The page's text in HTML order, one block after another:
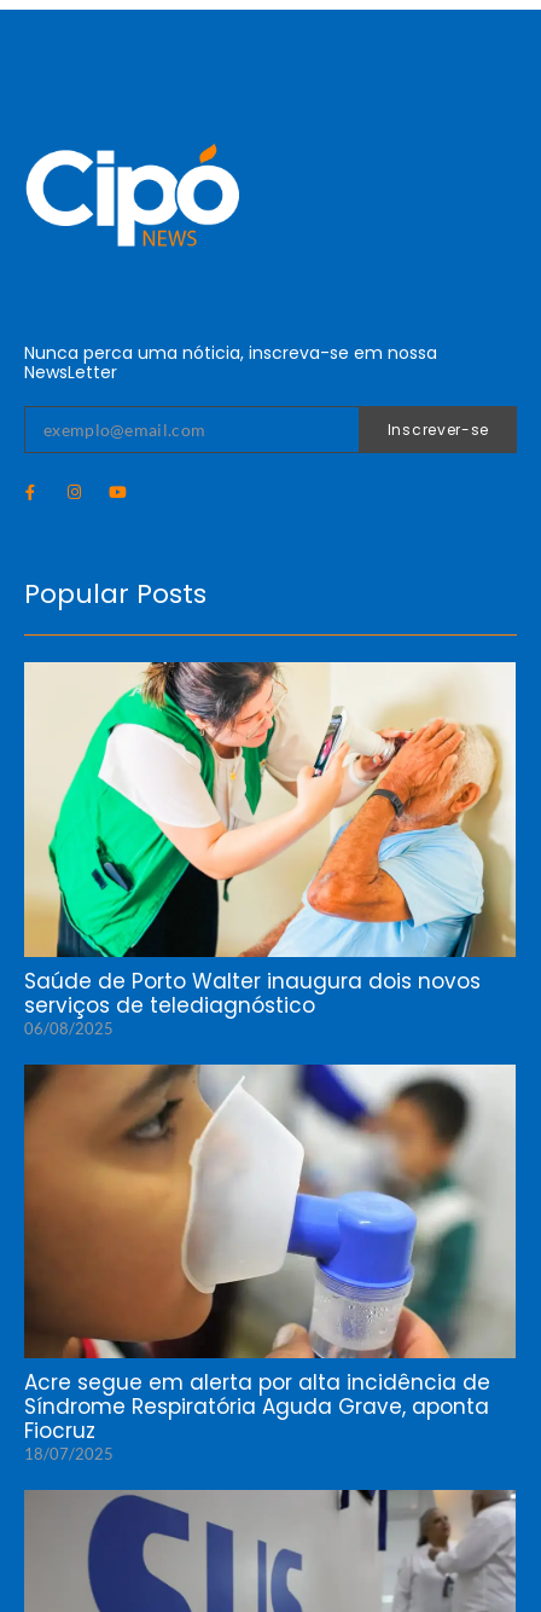
Nunca perca uma nóticia, inscreva-se em nossa
NewsLetter
Inscrever-se
Popular Posts
Saúde de Porto Walter inaugura dois novos
serviços de telediagnóstico
06/08/2025
Acre segue em alerta por alta incidência de
Síndrome Respiratória Aguda Grave, aponta
Fiocruz
18/07/2025